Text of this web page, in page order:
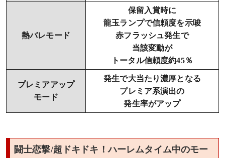
熱バレモード
保留入賞時に
龍玉ランプで信頼度を示唆
赤フラッシュ発生で
当該変動が
トータル信頼度約45％
プレミアアップ
モード
発生で大当たり濃厚となる
プレミア系演出の
発生率がアップ
闘士恋撃/超ドキドキ！ハーレムタイム中のモー